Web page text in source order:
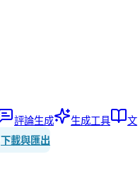
評論生成 生成工具
文
下載與匯出